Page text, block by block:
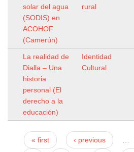
solar del agua
(SODIS) en
ACOHOF
(Camerún)
rural
La realidad de
Dialla – Una
historia
personal (El
derecho a la
educación)
Identidad
Cultural
Páginas
« first ‹ previous